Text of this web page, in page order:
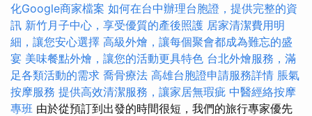
化Google商家檔案 如何在台中辦理台胞證，提供完整的資
訊 新竹月子中心，享受優質的產後照護 居家清潔費用明
細，讓您安心選擇 高級外燴，讓每個聚會都成為難忘的盛
宴 美味餐點外燴，讓您的活動更具特色 台北外燴服務，滿
足各類活動的需求 喬骨療法 高雄台胞證申請服務詳情 脹氣
按摩服務 提供高效清潔服務，讓家居無瑕疵 中醫經絡按摩
專班 由於從預訂到出發的時間很短，我們的旅行專家優先